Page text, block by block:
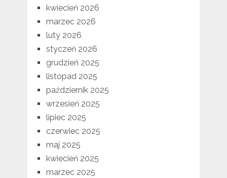
kwiecień 2026
marzec 2026
luty 2026
styczeń 2026
grudzień 2025
listopad 2025
październik 2025
wrzesień 2025
lipiec 2025
czerwiec 2025
maj 2025
kwiecień 2025
marzec 2025